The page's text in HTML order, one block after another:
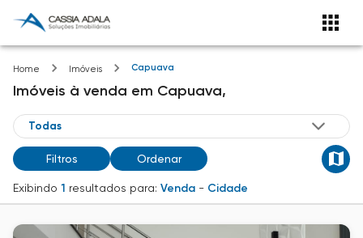
Home Imóveis Capuava
Imóveis à venda em Capuava,
Filtros Ordenar
Exibindo 1 resultados para: Venda - Cidade